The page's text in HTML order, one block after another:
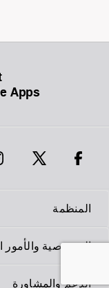
Apps
المنظمة
الخصوصية والأمور
الدعم والمشاورة